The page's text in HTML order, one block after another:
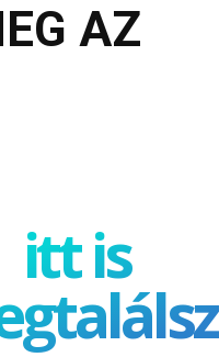
AZ
itt is